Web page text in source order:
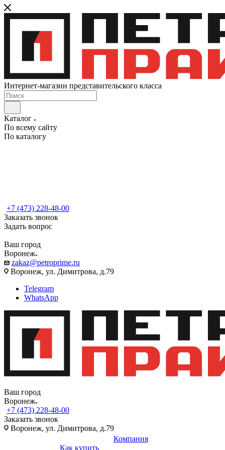
Интернет-магазин представительского класса
Каталог
По всему сайту
По каталогу
+7 (473) 228-48-00
Заказать звонок
Задать вопрос
Ваш город
Воронеж
zakaz@petroprime.ru
Воронеж, ул. Димитрова, д.79
Telegram
WhatsApp
Ваш город
Воронеж
+7 (473) 228-48-00
Заказать звонок
Воронеж, ул. Димитрова, д.79
Как купить
Компания